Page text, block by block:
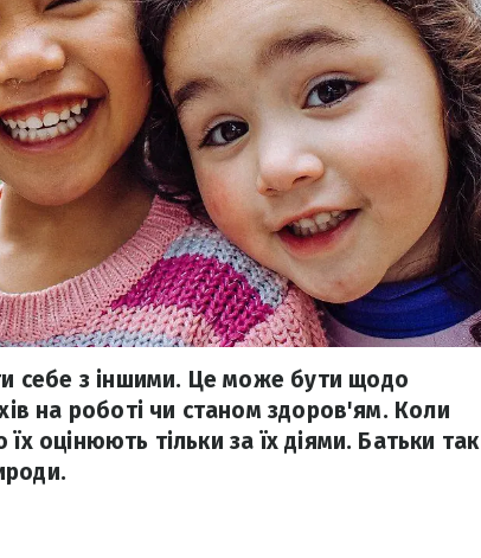
себе з іншими. Це може бути щодо
на роботі чи станом здоров'ям. Коли
оцінюють тільки за їх діями. Батьки так